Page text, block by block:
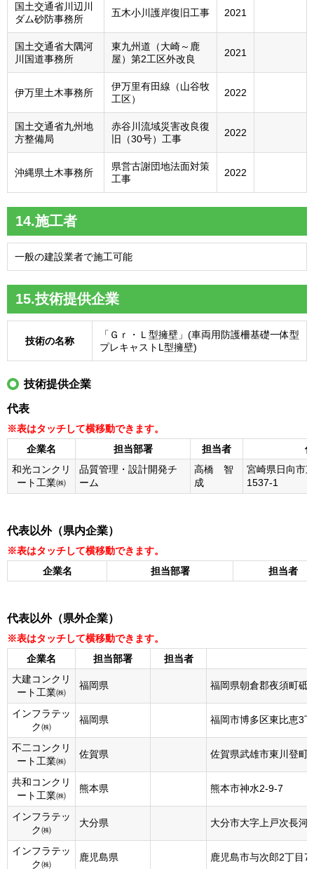
国土交通省川辺川
ダム砂防事務所
五木小川護岸復旧工事 2021
国土交通省大隅河
川国道事務所
東九州道（大崎～鹿
屋）第2工区外改良
2021
伊万里土木事務所
伊万里有田線（山谷牧
工区）
2022
国土交通省九州地
方整備局
赤谷川流域災害改良復
旧（30号）工事
2022
沖縄県土木事務所
県営古謝団地法面対策
工事
2022
14.施工者
一般の建設業者で施工可能
15.技術提供企業
技術の名称
「Ｇｒ・Ｌ型擁壁」(車両用防護柵基礎一体型
プレキャストL型擁壁)
技術提供企業
代表
企業名 担当部署 担当者
和光コンクリ
ート工業㈱
品質管理・設計開発チ
ーム
高橋 智
成
宮崎県日向市
1537-1
代表以外（県内企業）
企業名 担当部署 担当者
代表以外（県外企業）
企業名 担当部署
担当者
大建コンクリ
ート工業㈱
福岡県 福岡県朝倉郡夜須町砥
インフラテッ
ク㈱
福岡県 福岡市博多区東比恵
不二コンクリ
ート工業㈱
佐賀県 佐賀県武雄市東川登町
共和コンクリ
ート工業㈱
熊本県 熊本市神水2-9-7
インフラテッ
ク㈱
大分県 大分市大字上戸次長河
インフラテッ
ク㈱
鹿児島県 鹿児島市与次郎2丁目7